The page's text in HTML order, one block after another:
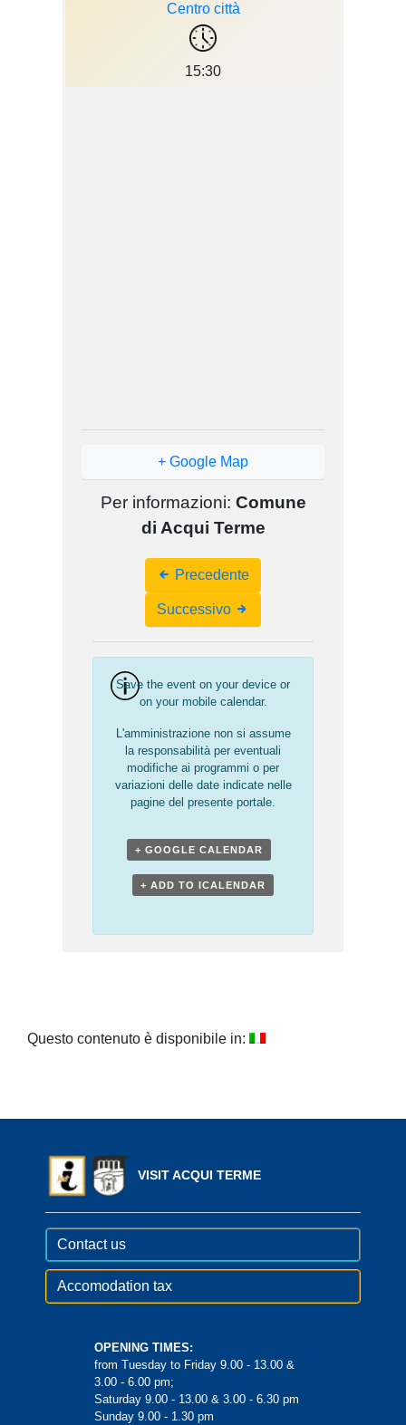
Centro città
15:30
+ Google Map
Per informazioni: Comune
di Acqui Terme
Navigation
Precedente
Successivo
Save the event on your device or
on your mobile calendar.
L'amministrazione non si assume
la responsabilità per eventuali
modifiche ai programmi o per
variazioni delle date indicate nelle
pagine del presente portale.
+ GOOGLE CALENDAR
+ ADD TO ICALENDAR
Questo contenuto è disponibile in:
VISIT ACQUI TERME
Contact us
Accomodation tax
OPENING TIMES:
from Tuesday to Friday 9.00 - 13.00 &
3.00 - 6.00 pm;
Saturday 9.00 - 13.00 & 3.00 - 6.30 pm
Sunday 9.00 - 1.30 pm